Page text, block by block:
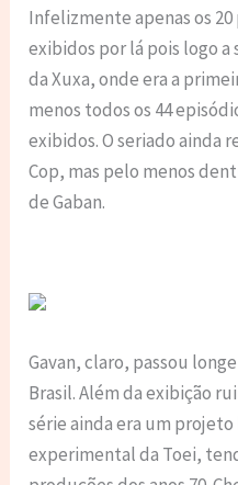
Infelizmente apenas os
exibidos por lá pois logo a
da Xuxa, onde era a
menos todos os 44
exibidos. O seriado ainda
Cop, mas pelo menos
de Gaban.
Gavan, claro, passou
Brasil. Além da exibição
série ainda era um
experimental da Toei,